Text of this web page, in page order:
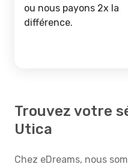
ou nous payons 2x la
différence.
Trouvez votre
Utica
Chez eDreams, nous